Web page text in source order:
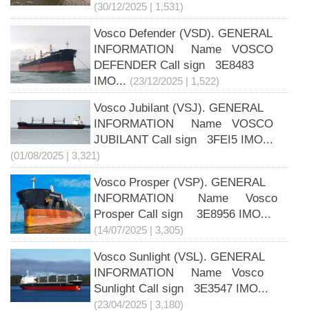
(30/12/2025 | 1,531)
Vosco Defender (VSD). GENERAL
INFORMATION Name VOSCO
DEFENDER Call sign 3E8483
IMO... (23/12/2025 | 1,522)
Vosco Jubilant (VSJ). GENERAL
INFORMATION Name VOSCO
JUBILANT Call sign 3FEI5 IMO...
(01/08/2025 | 3,321)
Vosco Prosper (VSP). GENERAL
INFORMATION Name Vosco
Prosper Call sign 3E8956 IMO...
(14/07/2025 | 3,305)
Vosco Sunlight (VSL). GENERAL
INFORMATION Name Vosco
Sunlight Call sign 3E3547 IMO...
(23/04/2025 | 3,180)